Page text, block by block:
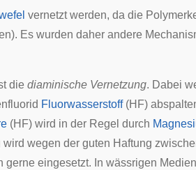
vernetzt werden, da die
). Es wurden daher andere
die diaminische Vernetzung. Dabei
Fluorwasserstoff(HF)
(HF) wird in der Regel durch
wegen der guten Haftung
gerne eingesetzt. In wässrigen